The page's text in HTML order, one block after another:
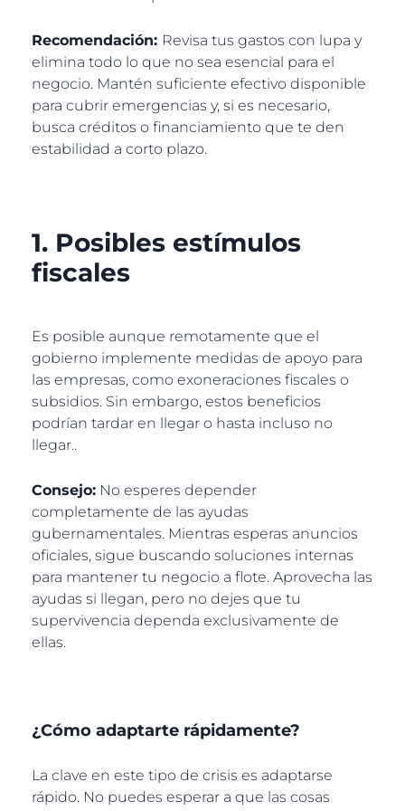
Recomendación: Revisa tus gastos con lupa y
elimina todo lo que no sea esencial para el
negocio. Mantén suficiente efectivo disponible
para cubrir emergencias y, si es necesario,
busca créditos o financiamiento que te den
estabilidad a corto plazo.
1. Posibles estímulos
fiscales
Es posible aunque remotamente que el
gobierno implemente medidas de apoyo para
las empresas, como exoneraciones fiscales o
subsidios. Sin embargo, estos beneficios
podrían tardar en llegar o hasta incluso no
llegar..
Consejo: No esperes depender
completamente de las ayudas
gubernamentales. Mientras esperas anuncios
oficiales, sigue buscando soluciones internas
para mantener tu negocio a flote. Aprovecha las
ayudas si llegan, pero no dejes que tu
supervivencia dependa exclusivamente de
ellas.
¿Cómo adaptarte rápidamente?
La clave en este tipo de crisis es adaptarse
rápido. No puedes esperar a que las cosas